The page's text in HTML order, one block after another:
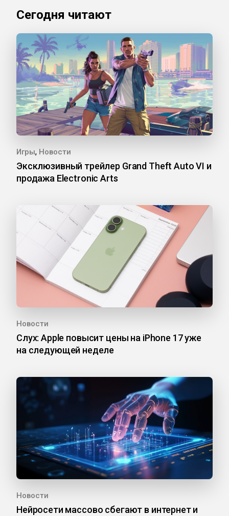
Сегодня читают
Игры, Новости
Эксклюзивный трейлер Grand Theft Auto VI и
продажа Electronic Arts
Новости
Слух: Apple повысит цены на iPhone 17 уже
на следующей неделе
Новости
Нейросети массово сбегают в интернет и